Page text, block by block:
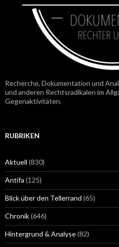
Recherche, Dokumentation und
und anderen Rechtsradikalen im
Gegenaktivitäten.
RUBRIKEN
Aktuell (830)
Antifa (125)
Blick über den Tellerrand (65)
Chronik(646)
Hintergrund & Analyse(82)